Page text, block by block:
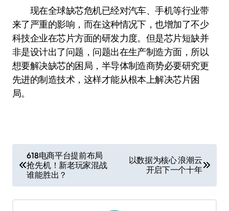
现在全球缺芯危机已经对汽车、手机等行业带
来了严重的影响，而在这种情况下，也增加了不少
科技企业在芯片方面的研发力度。但是芯片短缺并
非是设计出了问题，问题出在生产制造方面，所以
想要解决缺芯的困局，半导体制造商势必要研究更
先进的制造技术，这样才能从根本上解决芯片困
局。
章
导
航
618电商平台提前布局
抢先机！新老玩家混战
谁能胜出？
以数据为核心 浪潮云
开启下一个十年